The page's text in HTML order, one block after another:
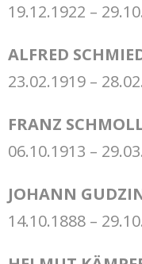
19.12.1922 –
ALFRED
23.02.1919 –
FRANZ
06.10.1913 –
JOHANN
14.10.1888 –